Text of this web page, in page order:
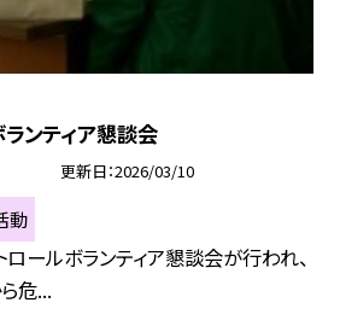
ンティア懇談会
更新日 2026/03/10
動
ールボランティア懇談会が行われ、
危...